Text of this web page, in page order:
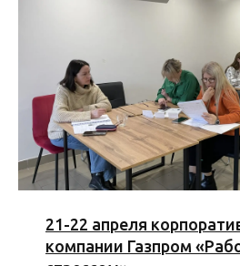
21-22 апреля
компании Газпром